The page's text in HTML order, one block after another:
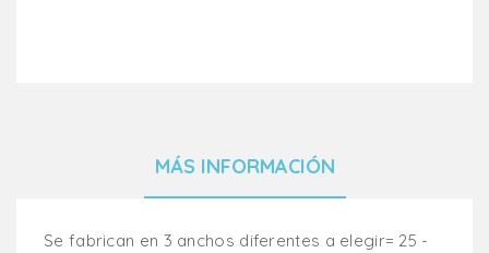
MÁS INFORMACIÓN
Se fabrican en 3 anchos diferentes a elegir= 25 -